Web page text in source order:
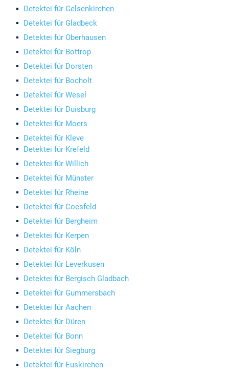
Detektei für Gelsenkirchen
Detektei für Gladbeck
Detektei für Oberhausen
Detektei für Bottrop
Detektei für Dorsten
Detektei für Bocholt
Detektei für Wesel
Detektei für Duisburg
Detektei für Moers
Detektei für Kleve
Detektei für Krefeld
Detektei für Willich
Detektei für Münster
Detektei für Rheine
Detektei für Coesfeld
Detektei für Bergheim
Detektei für Kerpen
Detektei für Köln
Detektei für Leverkusen
Detektei für Bergisch Gladbach
Detektei für Gummersbach
Detektei für Aachen
Detektei für Düren
Detektei für Bonn
Detektei für Siegburg
Detektei für Euskirchen